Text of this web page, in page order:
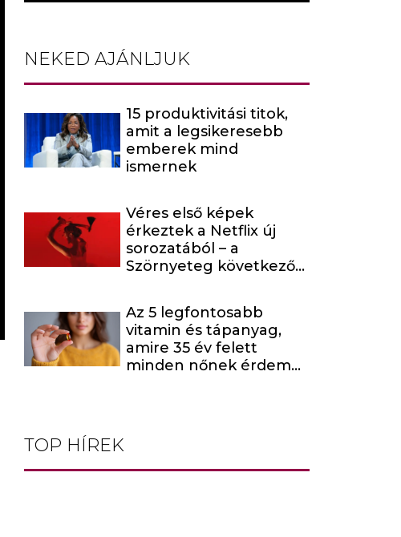
NEKED AJÁNLJUK
15 produktivitási titok,
amit a legsikeresebb
emberek mind
ismernek
Véres első képek
érkeztek a Netflix új
sorozatából – a
Szörnyeteg következő
fel
Az 5 legfontosabb
vitamin és tápanyag,
amire 35 év felett
minden nőnek érdemes
TOP HÍREK